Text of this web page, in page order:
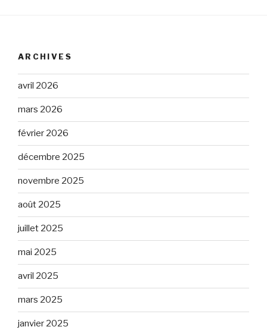
ARCHIVES
avril 2026
mars 2026
février 2026
décembre 2025
novembre 2025
août 2025
juillet 2025
mai 2025
avril 2025
mars 2025
janvier 2025